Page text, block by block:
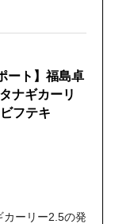
ート】福島卓
ナギカーリ
フテキ
ーリー2.5の発